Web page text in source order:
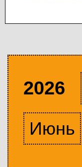
2026
Июнь